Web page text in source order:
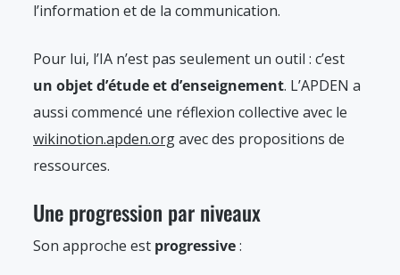
l’information et de la communication.
Pour lui, l’IA n’est pas seulement un outil : c’est
un objet d’étude et d’enseignement. L’APDEN a
aussi commencé une réflexion collective avec le
wikinotion.apden.orgavec des propositions de
ressources.
Une progression par niveaux
Son approche est progressive: